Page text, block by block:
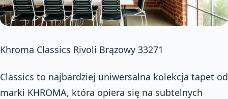
Khroma Classics Rivoli Brązowy 33271
Classics to najbardziej uniwersalna kolekcja tapet od
marki KHROMA, która opiera się na subtelnych